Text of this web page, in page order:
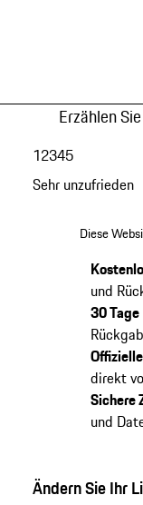
Erzählen
Sehr unzufrieden
12345
Diese
und
30 Tage
direkt
Sichere
und
Ändern Sie Ihr